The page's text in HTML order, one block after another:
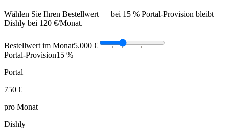
Wählen Sie Ihren Bestellwert — bei 15 % Portal-Provision bleibt
Dishly bei 120 €/Monat.
Bestellwert im Monat5.000 €
Portal-Provision15 %
Portal
750 €
pro Monat
Dishly